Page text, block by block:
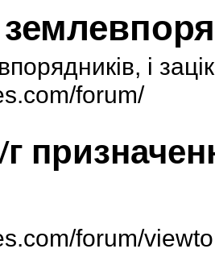
і
forum/
г
forum/